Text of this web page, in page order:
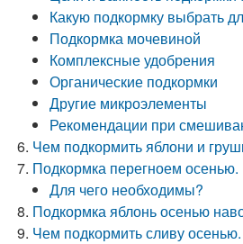
Какую подкормку выбрать
Подкормка мочевиной
Комплексные удобрения
Органические подкормки
Другие микроэлементы
Рекомендации при
Чем подкормить яблони и
Подкормка перегноем осенью.
Для чего необходимы?
Подкормка яблонь осенью
Чем подкормить сливу